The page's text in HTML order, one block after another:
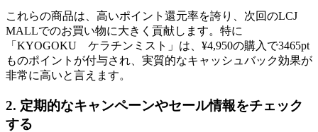
これらの商品は、高いポイント還元率を誇り、次回のLCJ
MALLでのお買い物に大きく貢献します。特に
「KYOGOKU ケラチンミスト」は、¥4,950の購入で3465pt
ものポイントが付与され、実質的なキャッシュバック効果が
非常に高いと言えます。
2. 定期的なキャンペーンやセール情報をチェック
する